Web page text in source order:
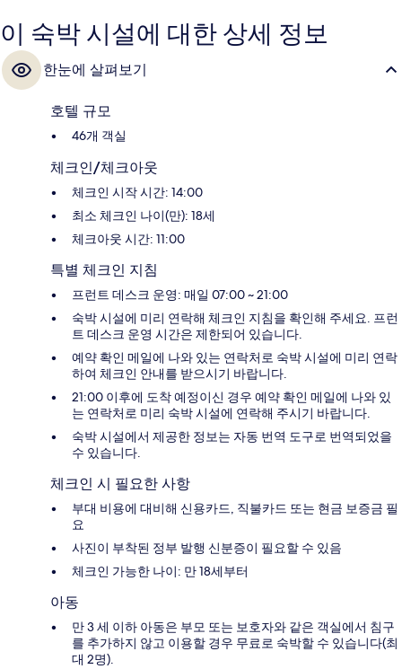
이 숙박 시설에 대한 상세 정보
한눈에 살펴보기
호텔 규모
46개 객실
체크인/체크아웃
체크인 시작 시간: 14:00
최소 체크인 나이(만): 18세
체크아웃 시간: 11:00
특별 체크인 지침
프런트 데스크 운영: 매일 07:00 ~ 21:00
숙박 시설에 미리 연락해 체크인 지침을 확인해 주세요. 프런
트 데스크 운영 시간은 제한되어 있습니다.
예약 확인 메일에 나와 있는 연락처로 숙박 시설에 미리 연락
하여 체크인 안내를 받으시기 바랍니다.
21:00 이후에 도착 예정이신 경우 예약 확인 메일에 나와 있
는 연락처로 미리 숙박 시설에 연락해 주시기 바랍니다.
숙박 시설에서 제공한 정보는 자동 번역 도구로 번역되었을
수 있습니다.
체크인 시 필요한 사항
부대 비용에 대비해 신용카드, 직불카드 또는 현금 보증금 필
요
사진이 부착된 정부 발행 신분증이 필요할 수 있음
체크인 가능한 나이: 만 18세부터
아동
만 3 세 이하 아동은 부모 또는 보호자와 같은 객실에서 침구
를 추가하지 않고 이용할 경우 무료로 숙박할 수 있습니다(최
대 2명).